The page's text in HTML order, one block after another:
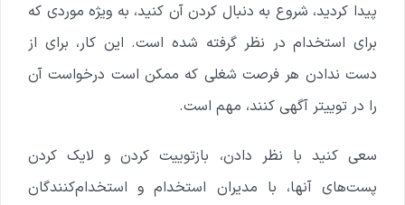
پیدا کردید، شروع به دنبال کردن آن کنید، به ویژه موردی که
برای استخدام در نظر گرفته شده است. این کار، برای از
دست ندادن هر فرصت شغلی که ممکن است درخواست آن
را در توییتر آگهی کنند، مهم است.
سعی کنید با نظر دادن، بازتوییت کردن و لایک کردن
پست‌های آنها، با مدیران استخدام و استخدام‌کنندگان